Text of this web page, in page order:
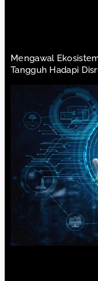
Mengawal
Tangguh Hadapi